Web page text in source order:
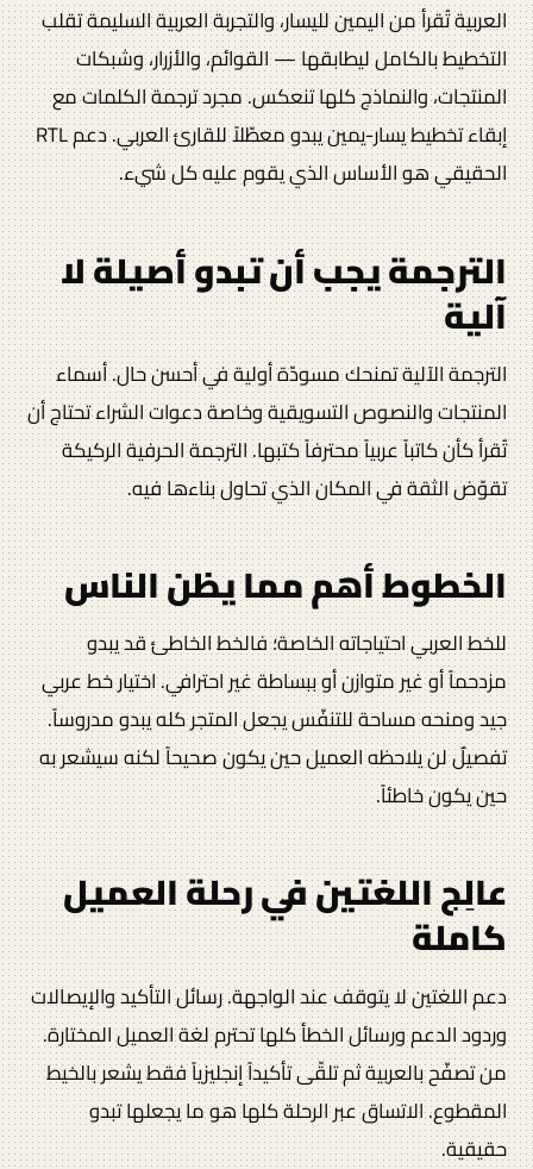
العربية تُقرأ من اليمين لليسار، والتجربة العربية السليمة تقلب
التخطيط بالكامل ليطابقها — القوائم، والأزرار، وشبكات
المنتجات، والنماذج كلها تنعكس. مجرد ترجمة الكلمات مع
إبقاء تخطيط يسار-يمين يبدو معطّلاً للقارئ العربي. دعم RTL
الحقيقي هو الأساس الذي يقوم عليه كل شيء.
الترجمة يجب أن تبدو أصيلة لا
آلية
الترجمة الآلية تمنحك مسودّة أولية في أحسن حال. أسماء
المنتجات والنصوص التسويقية وخاصة دعوات الشراء تحتاج أن
تُقرأ كأن كاتباً عربياً محترفاً كتبها. الترجمة الحرفية الركيكة
تقوّض الثقة في المكان الذي تحاول بناءها فيه.
الخطوط أهم مما يظن الناس
للخط العربي احتياجاته الخاصة؛ فالخط الخاطئ قد يبدو
مزدحماً أو غير متوازن أو ببساطة غير احترافي. اختيار خط عربي
جيد ومنحه مساحة للتنفّس يجعل المتجر كله يبدو مدروساً.
تفصيلٌ لن يلاحظه العميل حين يكون صحيحاً لكنه سيشعر به
حين يكون خاطئاً.
عالِج اللغتين في رحلة العميل
كاملة
دعم اللغتين لا يتوقف عند الواجهة. رسائل التأكيد والإيصالات
وردود الدعم ورسائل الخطأ كلها تحترم لغة العميل المختارة.
من تصفّح بالعربية ثم تلقّى تأكيداً إنجليزياً فقط يشعر بالخيط
المقطوع. الاتساق عبر الرحلة كلها هو ما يجعلها تبدو
حقيقية.